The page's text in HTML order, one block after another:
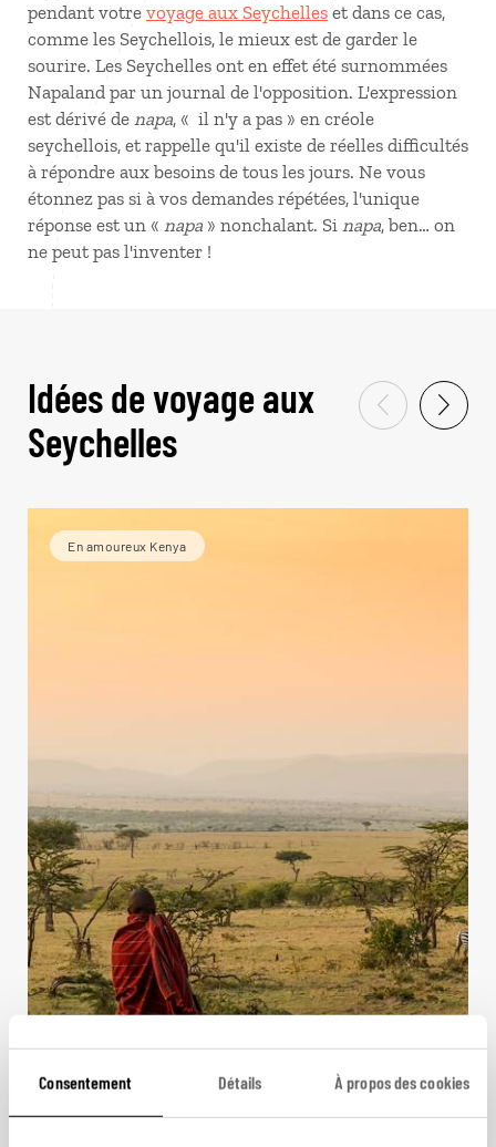
Consentement Détails À propos des cookies
pendant votre voyage aux Seychelles et dans ce cas,
comme les Seychellois, le mieux est de garder le
sourire. Les Seychelles ont en effet été surnommées
Napaland par un journal de l'opposition. L'expression
est dérivé de napa, « il n'y a pas » en créole
seychellois, et rappelle qu'il existe de réelles difficultés
à répondre aux besoins de tous les jours. Ne vous
étonnez pas si à vos demandes répétées, l'unique
réponse est un « napa » nonchalant. Si napa, ben… on
ne peut pas l'inventer !
Idées de voyage aux
Seychelles
En amoureux Kenya
Rouge Massaï et Bleu
Seychelles
Voyage de noces Kenya et Seychelles : Naivasha,